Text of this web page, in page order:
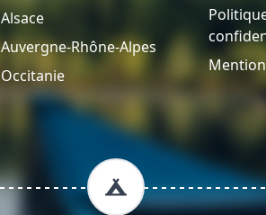
Alsace
Auvergne-Rhône-Alpes
Occitanie